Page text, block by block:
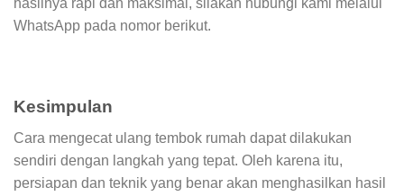
WhatsApp pada nomor berikut.
Kesimpulan
Cara mengecat ulang tembok rumah dapat dilakukan
sendiri dengan langkah yang tepat. Oleh karena itu,
persiapan dan teknik yang benar akan menghasilkan hasil